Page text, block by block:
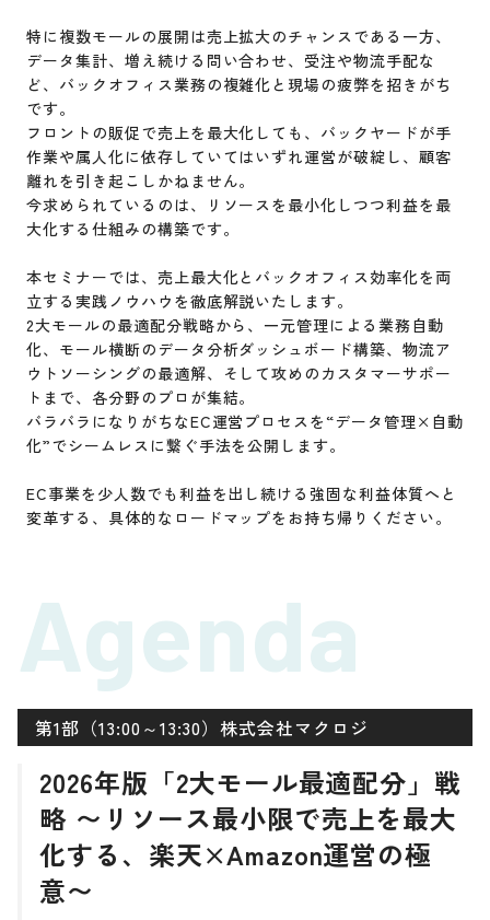
特に複数モールの展開は売上拡大のチャンスである一方、
データ集計、増え続ける問い合わせ、受注や物流手配な
ど、バックオフィス業務の複雑化と現場の疲弊を招きがち
です。
フロントの販促で売上を最大化しても、バックヤードが手
作業や属人化に依存していてはいずれ運営が破綻し、顧客
離れを引き起こしかねません。
今求められているのは、リソースを最小化しつつ利益を最
大化する仕組みの構築です。
本セミナーでは、売上最大化とバックオフィス効率化を両
立する実践ノウハウを徹底解説いたします。
2大モールの最適配分戦略から、一元管理による業務自動
化、モール横断のデータ分析ダッシュボード構築、物流ア
ウトソーシングの最適解、そして攻めのカスタマーサポー
トまで、各分野のプロが集結。
バラバラになりがちなEC運営プロセスを“データ管理×自動
化”でシームレスに繋ぐ手法を公開します。
EC事業を少人数でも利益を出し続ける強固な利益体質へと
変革する、具体的なロードマップをお持ち帰りください。
Agenda
第1部（13:00～13:30）株式会社マクロジ
2026年版「2大モール最適配分」戦
略 〜リソース最小限で売上を最大
化する、楽天×Amazon運営の極
意〜